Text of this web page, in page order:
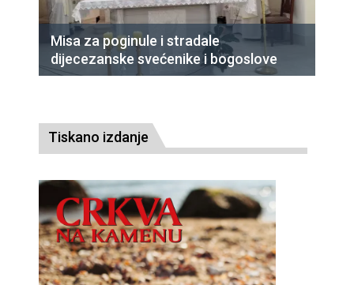
Misa za poginule i stradale
dijecezanske svećenike i bogoslove
Tiskano izdanje